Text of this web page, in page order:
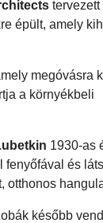
épült, amely
megóvásra
a környékbeli
1930-as
fenyőfával és
otthonos
később